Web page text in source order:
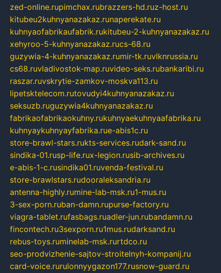
zed-online.rupimchax.rubrazzers-hd.ruz-host.ru
kitubeu2kuhnyanazakaz.runaperekate.ru
kuhnyaofabrikaufabrik.rukitubeu-2-kuhnyanazakaz.ru
xehyroo-5-kuhnyanazakaz.rucs-68.ru
guzywia-4-kuhnyanazakaz.rumir-tk.ruvlknrussia.ru
cs68.ruvladivostok-map.ruvideo-seks.rubankaribi.ru
raszar.ruvskrytie-zamkov-moskva113.ru
lipetsktelecom.rutovudyi4kuhnyanazakaz.ru
seksuzb.ruguzywia4kuhnyanazakaz.ru
fabrikaofabrikaokuhny.rukuhnyaekuhnyaafabrika.ru
kuhnyaykuhnyayfabrika.rue-abis1c.ru
store-brawl-stars.rukts-services.rudark-sand.ru
sindika-01.rusp-life.rux-legion.rusib-archives.ru
e-abis-1-c.rusindika01.ruvenda-festival.ru
store-brawlstars.rudooraleksandria.ru
antenna-highly.rumine-lab-msk.ru1-mus.ru
3-sex-porn.ruban-damn.rupurse-factory.ru
viagra-tablet.rufasbags.ruadler-jun.rubandamn.ru
fincontech.ru3sexporn.ru1mus.rudarksand.ru
rebus-toys.ruminelab-msk.rurtdco.ru
seo-prodvizhenie-sajtov-stroitelnyh-kompanij.ru
card-voice.rurulonnyygazon177.rusnow-guard.ru